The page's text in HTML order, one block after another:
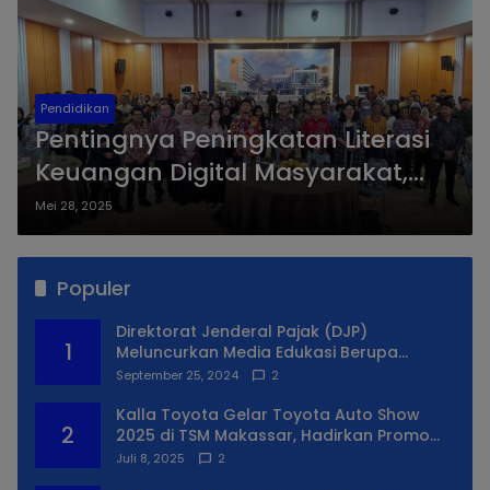
Pendidikan
Pentingnya Peningkatan Literasi
Keuangan Digital Masyarakat,
OJK Gelar Digital Financial
Literacy di Universitas Pendidikan
Mei 28, 2025
Populer
1
Direktorat Jenderal Pajak (DJP)
Meluncurkan Media Edukasi Berupa
Simulator Coretax
September 25, 2024 2
2
Kalla Toyota Gelar Toyota Auto Show
2025 di TSM Makassar, Hadirkan Promo
Spesial
Juli 8, 2025 2